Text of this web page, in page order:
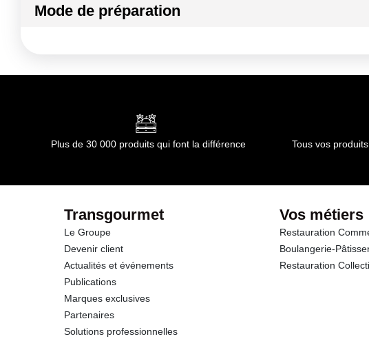
Mode de préparation
Plus de 30 000 produits qui font la différence Tous vos
Transgourmet
Le Groupe
Devenir client
Actualités et événements
Publications
Marques exclusives
Partenaires
Solutions professionnelles
Vos métiers
Restauration
Boulangerie-
Restauration